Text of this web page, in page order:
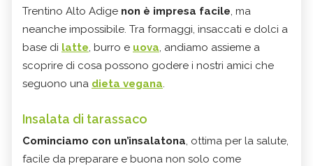
Trentino Alto Adige non è impresa facile, ma
neanche impossibile. Tra formaggi, insaccati e dolci a
base di latte, burro e uova, andiamo assieme a
scoprire di cosa possono godere i nostri amici che
seguono una dieta vegana.
Insalata di tarassaco
Cominciamo con un’insalatona, ottima per la salute,
facile da preparare e buona non solo come